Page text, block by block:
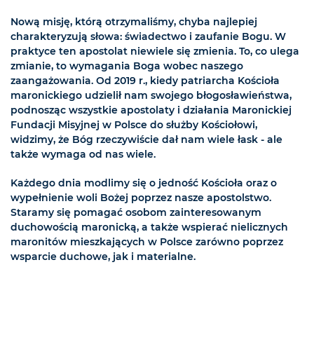
Nową misję, którą otrzymaliśmy, chyba najlepiej
charakteryzują słowa: świadectwo i zaufanie Bogu. W
praktyce ten apostolat niewiele się zmienia. To, co ulega
zmianie, to wymagania Boga wobec naszego
zaangażowania. Od 2019 r., kiedy patriarcha Kościoła
maronickiego udzielił nam swojego błogosławieństwa,
podnosząc wszystkie apostolaty i działania Maronickiej
Fundacji Misyjnej w Polsce do służby Kościołowi,
widzimy, że Bóg rzeczywiście dał nam wiele łask - ale
także wymaga od nas wiele.
Każdego dnia modlimy się o jedność Kościoła oraz o
wypełnienie woli Bożej poprzez nasze apostolstwo.
Staramy się pomagać osobom zainteresowanym
duchowością maronicką, a także wspierać nielicznych
maronitów mieszkających w Polsce zarówno poprzez
wsparcie duchowe, jak i materialne.